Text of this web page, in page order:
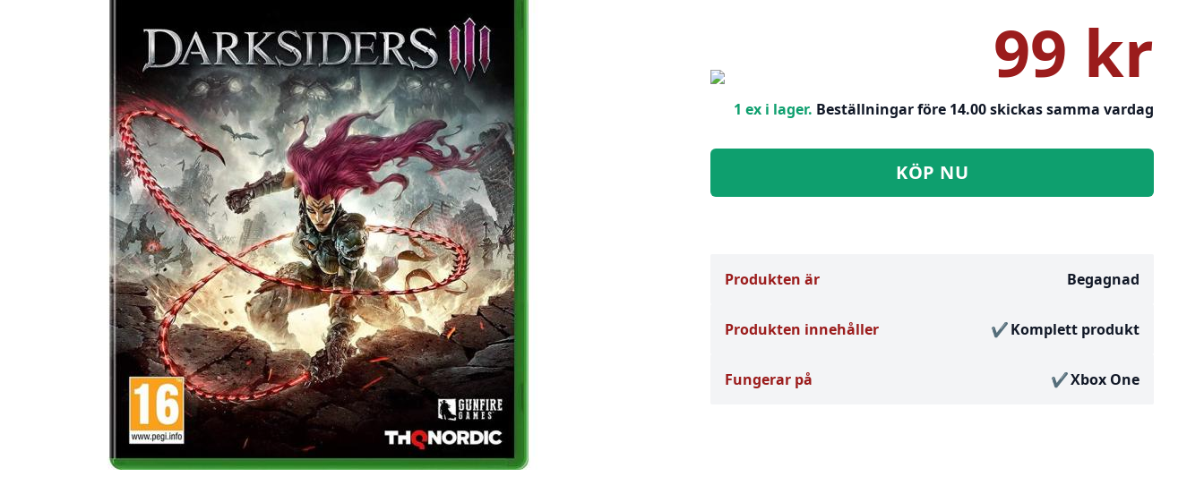
99 kr
1 ex i lager. Beställningar före 14.00 skickas samma vardag
KÖP NU
Produkten är Begagnad
Produkten innehåller Komplett produkt
Fungerar på Xbox One